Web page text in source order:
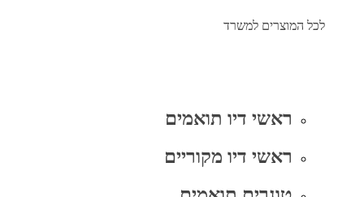
לכל המוצרים למשרד
ראשי דיו תואמים
ראשי דיו מקוריים